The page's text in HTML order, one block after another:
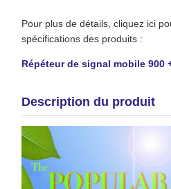
Pour plus de détails, cliquez ici
spécifications des produits :
Répéteur de signal mobile 900
Description du produit